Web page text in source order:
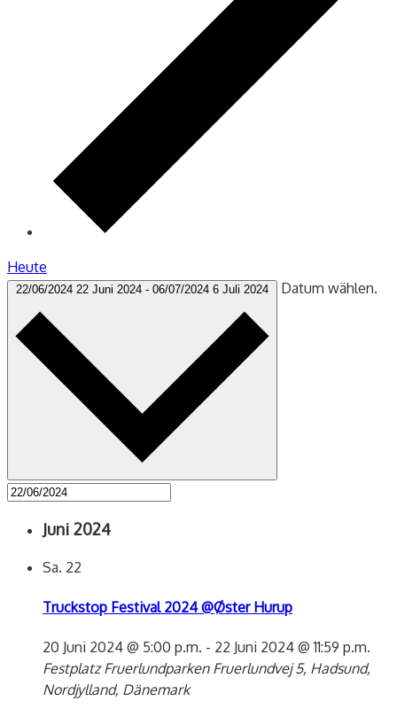
Heute
22/06/2024 22 Juni 2024 - 06/07/2024 6 Juli 2024 Datum wählen.
Juni 2024
Sa. 22
Truckstop Festival 2024 @Øster Hurup
20 Juni 2024 @ 5:00 p.m. - 22 Juni 2024 @ 11:59 p.m.
Festplatz Fruerlundparken Fruerlundvej 5, Hadsund,
Nordjylland, Dänemark